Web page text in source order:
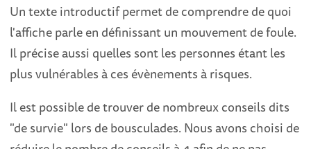
Un texte introductif permet de comprendre de quoi
l'affiche parle en définissant un mouvement de foule.
Il précise aussi quelles sont les personnes étant les
plus vulnérables à ces évènements à risques.
Il est possible de trouver de nombreux conseils dits
"de survie" lors de bousculades. Nous avons choisi de